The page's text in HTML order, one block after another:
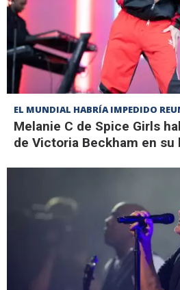
EL MUNDIAL HABRÍA IMPEDIDO
Melanie C de Spice Girls
de Victoria Beckham en su